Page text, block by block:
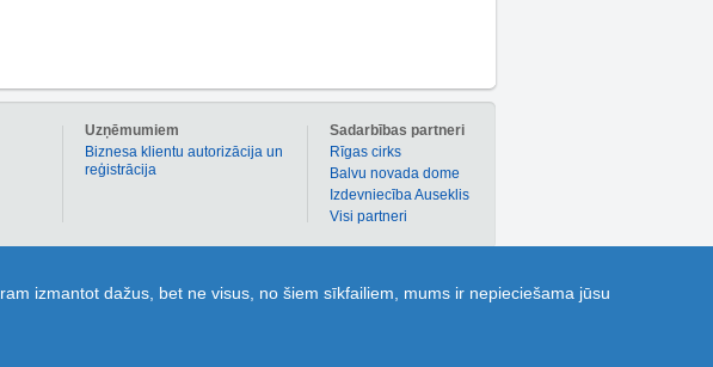
izmantot dažus, bet ne visus, no šiem sīkfailiem, mums ir nepieciešama jūsu
Sadarbības partneri
Rīgas cirks
Balvu novada dome
Izdevniecība Auseklis
Visi partneri
Uzņēmumiem
Biznesa klientu autorizācija un
reģistrācija
sadaļā kuponi ir pieejami atlaižu kuponi dažādām precēm un pakalpojumiem!
Sadaļa „Jautājumi un atbildes” dod iespēju katram 1189.lv lietotājam uzdot
Sadaļa „Karte’ – ērtai un parocīgai dažādu objektu, t.sk. sabiedriskā
uzziņu informācijas jomā!